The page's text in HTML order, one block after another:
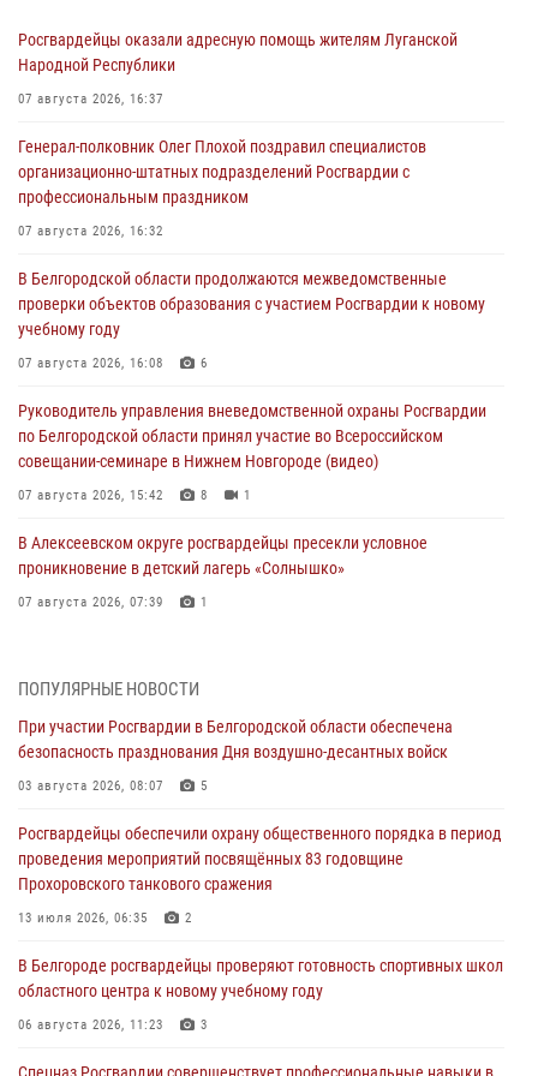
Росгвардейцы оказали адресную помощь жителям Луганской
Народной Республики
07 августа 2026, 16:37
Генерал-полковник Олег Плохой поздравил специалистов
организационно-штатных подразделений Росгвардии с
профессиональным праздником
07 августа 2026, 16:32
В Белгородской области продолжаются межведомственные
проверки объектов образования с участием Росгвардии к новому
учебному году
07 августа 2026, 16:08 6
Руководитель управления вневедомственной охраны Росгвардии
по Белгородской области принял участие во Всероссийском
совещании-семинаре в Нижнем Новгороде (видео)
07 августа 2026, 15:42 8 1
В Алексеевском округе росгвардейцы пресекли условное
проникновение в детский лагерь «Солнышко»
07 августа 2026, 07:39 1
Подвиги героев‑росгвардейцев увековечили в новой музейной
экспозиции белгородского музея‑диорамы «Курская битва.
06 августа 2026, 12:05 3
В Белгороде росгвардейцы проверяют готовность спортивных школ
областного центра к новому учебному году
Росгвардия обеспечила общественную безопасность празднования
83-й годовщины освобождения г. Белгорода от немецко -
ПОПУЛЯРНЫЕ НОВОСТИ
При участии Росгвардии в Белгородской области обеспечена
безопасность празднования Дня воздушно-десантных войск
03 августа 2026, 08:07 5
Росгвардейцы обеспечили охрану общественного порядка в период
проведения мероприятий посвящённых 83 годовщине
Прохоровского танкового сражения
13 июля 2026, 06:35 2
В Белгороде росгвардейцы проверяют готовность спортивных школ
областного центра к новому учебному году
06 августа 2026, 11:23 3